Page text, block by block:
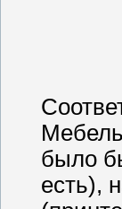
было
есть),